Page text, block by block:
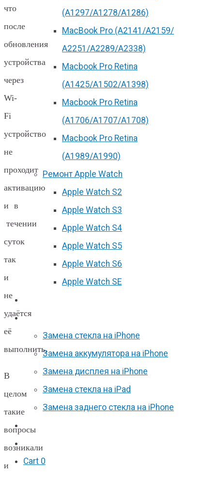
(A1297/A1278/A1286)
MacBook Pro (А2141/А2159/
А2251/A2289/A2338)
Macbook Pro Retina
(А1425/A1502/A1398)
Macbook Pro Retina
(А1706/A1707/A1708)
Macbook Pro Retina
(А1989/A1990)
Ремонт Apple Watch
Apple Watch S2
Apple Watch S3
Apple Watch S4
Apple Watch S5
Apple Watch S6
Apple Watch SE
Акции
Замена стекла на iPhone
Замена аккумулятора на iPhone
Замена дисплея на iPhone
Замена стекла на iPad
Замена заднего стекла на iPhone
Cart 0
что
после
обновления
устройства
через
Wi-
Fi
устройство
не
проходит
активацию
и в
течении
суток
так
и
не
удаётся
её
выполнить.
В
целом
такие
вопросы
возникали
и